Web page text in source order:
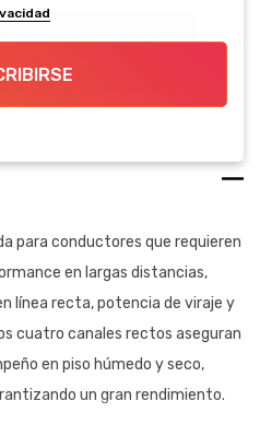
VELOCIDAD
para conductores que requieren
en largas distancias,
línea recta, potencia de viraje y
cuatro canales rectos aseguran
en piso húmedo y seco,
un gran rendimiento.